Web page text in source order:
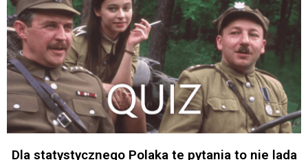
Dla statystycznego Polaka te pytania to nie lada